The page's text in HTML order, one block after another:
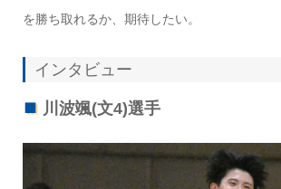
を勝ち取れるか、期待したい。
インタビュー
川波颯(文4)選手